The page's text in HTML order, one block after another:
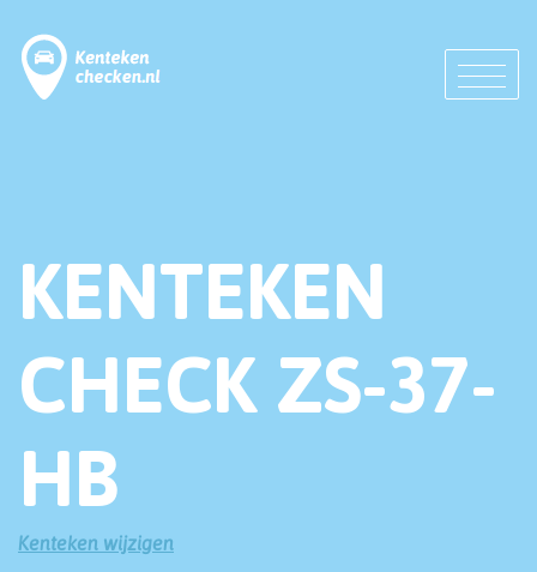
KENTEKEN
CHECK ZS-37-
HB
Kenteken wijzigen